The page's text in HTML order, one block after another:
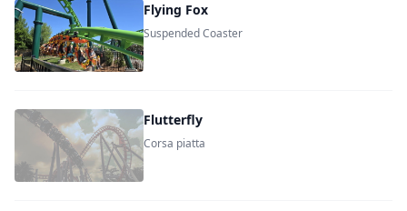
Flying Fox
Suspended Coaster
Flutterfly
Corsa piatta